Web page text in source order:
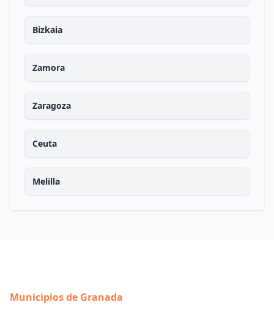
Bizkaia
Zamora
Zaragoza
Ceuta
Melilla
Municipios de Granada